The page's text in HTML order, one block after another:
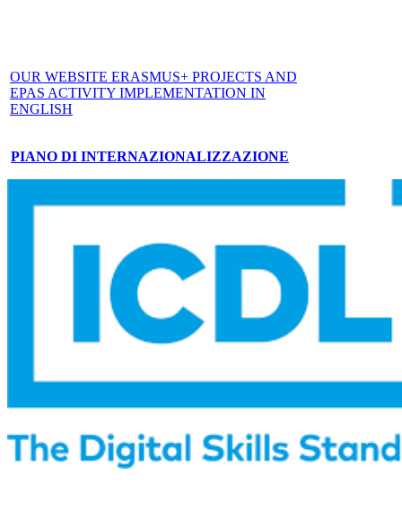
OUR WEBSITE ERASMUS+ PROJECTS AND
EPAS ACTIVITY IMPLEMENTATION IN
ENGLISH
PIANO DI INTERNAZIONALIZZAZIONE